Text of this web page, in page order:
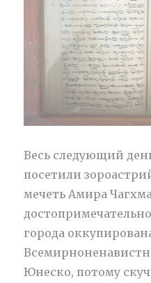
Весь следующий
посетили
мечеть Амира
города
Юнеско, потому